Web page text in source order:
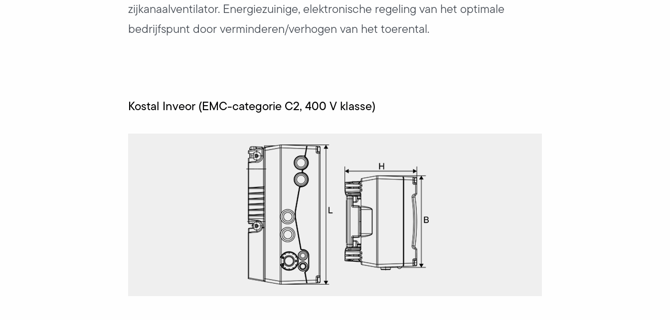
zijkanaalventilator. Energiezuinige, elektronische regeling van het optimale
bedrijfspunt door verminderen/verhogen van het toerental.
Kostal Inveor (EMC-categorie C2, 400 V klasse)